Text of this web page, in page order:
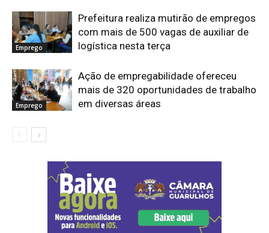
Emprego
Prefeitura realiza mutirão de empregos
com mais de 500 vagas de auxiliar de
logística nesta terça
Emprego
Ação de empregabilidade ofereceu
mais de 320 oportunidades de trabalho
em diversas áreas